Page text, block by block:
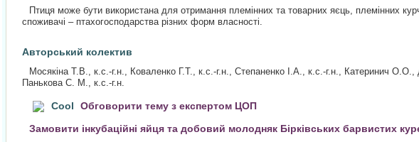
Птиця може бути використана для отримання племінних та товарних яєць, племінних
споживачі – птахогосподарства різних форм власності.
Авторський колектив
Мосякіна Т.В., к.с.-г.н., Коваленко Г.Т., к.с.-г.н., Степаненко І.А., к.с.-г.н., Катеринич
Панькова С. М., к.с.-г.н.
Обговорити тему з експертом ЦОП
Замовити інкубаційні яйця та добовий молодняк Бірківських барвистих